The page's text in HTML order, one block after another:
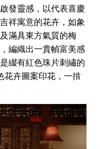
發靈感，以代表喜慶
祥寓意的花卉，如象
滿具東方氣質的梅
編織出一貴幀富美感
綴有紅色珠片刺繡的
花卉圖案印花，一掯